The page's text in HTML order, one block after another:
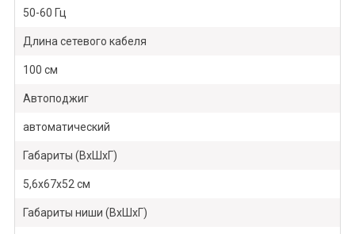
50-60 Гц
Длина сетевого кабеля
100 см
Автоподжиг
автоматический
Габариты (ВхШхГ)
5,6х67х52 см
Габариты ниши (ВхШхГ)